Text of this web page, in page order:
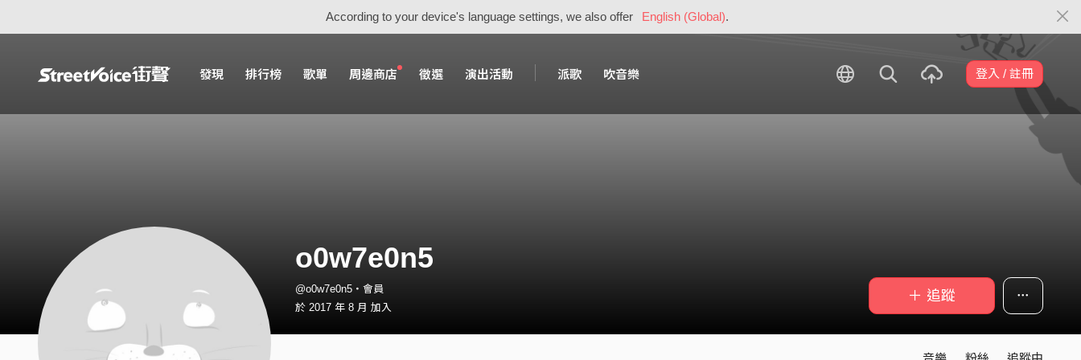
According to your device's language settings, we also offer English (Global).
發現 排行榜 歌單 周邊商店 徵選 演出活動 派歌 吹音樂 登入 / 註冊
o0w7e0n5
@o0w7e0n5・會員
於 2017 年 8 月 加入
＋ 追蹤